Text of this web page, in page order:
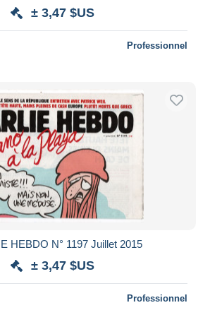
± 3,47 $US
Professionnel
HEBDO N° 1197 Juillet 2015
± 3,47 $US
Professionnel